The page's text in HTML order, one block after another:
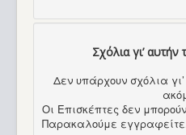
Σχόλια γι’
Δεν υπάρχουν σχόλια
Οι Επισκέπτες δεν
Παρακαλούμε